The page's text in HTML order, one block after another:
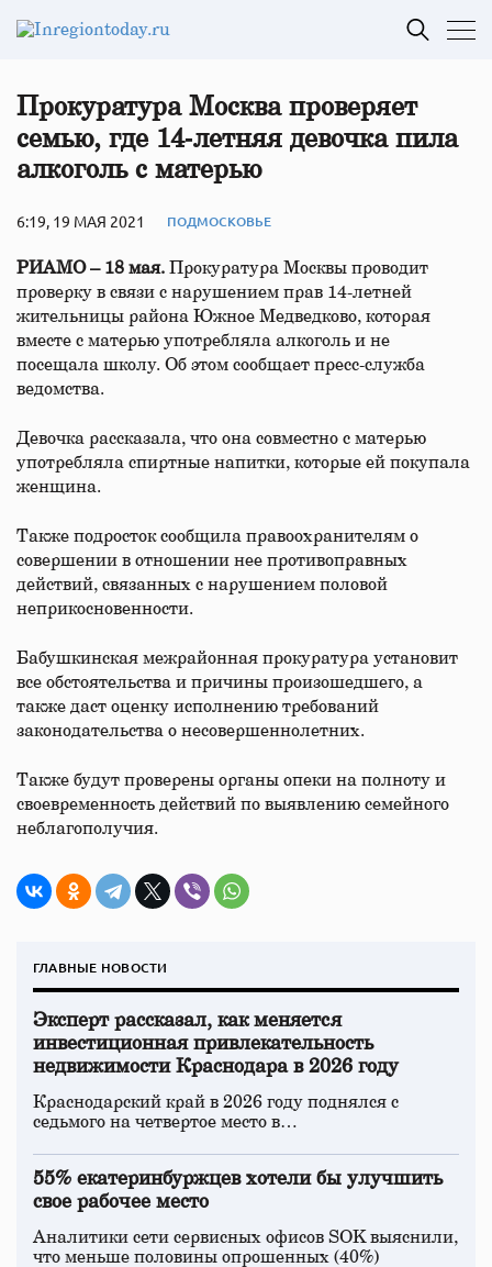
Прокуратура Москва проверяет
семью, где 14‑летняя девочка пила
алкоголь с матерью
6:19, 19 МАЯ 2021 ПОДМОСКОВЬЕ
РИАМО – 18 мая.
Прокуратура Москвы проводит
проверку в связи с нарушением прав 14-летней
жительницы района Южное Медведково, которая
вместе с матерью употребляла алкоголь и не
посещала школу. Об этом сообщает пресс-служба
ведомства.
Девочка рассказала, что она совместно с матерью
употребляла спиртные напитки, которые ей покупала
женщина.
Также подросток сообщила правоохранителям о
совершении в отношении нее противоправных
действий, связанных с нарушением половой
неприкосновенности.
Бабушкинская межрайонная прокуратура установит
все обстоятельства и причины произошедшего, а
также даст оценку исполнению требований
законодательства о несовершеннолетних.
Также будут проверены органы опеки на полноту и
своевременность действий по выявлению семейного
неблагополучия.
ГЛАВНЫЕ НОВОСТИ
Эксперт рассказал, как меняется
инвестиционная привлекательность
недвижимости Краснодара в 2026 году
Краснодарский край в 2026 году поднялся с
седьмого на четвертое место в…
55% екатеринбуржцев хотели бы улучшить
свое рабочее место
Аналитики сети сервисных офисов SOK выяснили,
что меньше половины опрошенных (40%)